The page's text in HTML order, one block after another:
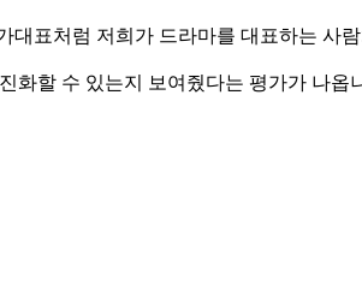
대표처럼 저희가 드라마를 대표하는 사
화할 수 있는지 보여줬다는 평가가 나옵